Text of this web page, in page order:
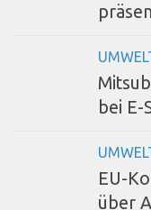
bei
EU-
über